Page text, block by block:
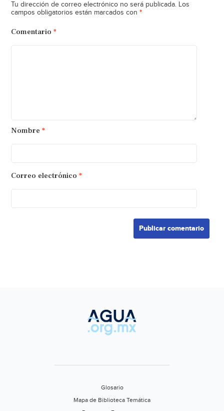
Tu dirección de correo electrónico no será publicada. Los
campos obligatorios están marcados con *
Comentario *
Nombre *
Correo electrónico *
Glosario
Mapa de Biblioteca Temática